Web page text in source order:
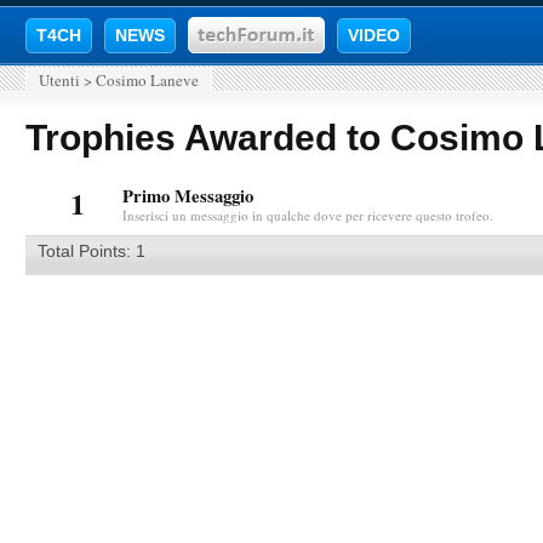
T4CH NEWS VIDEO
Utenti > Cosimo Laneve
Trophies Awarded to Cosimo
1 Primo Messaggio
Inserisci un messaggio in qualche dove per ricevere questo trofeo.
Total Points: 1